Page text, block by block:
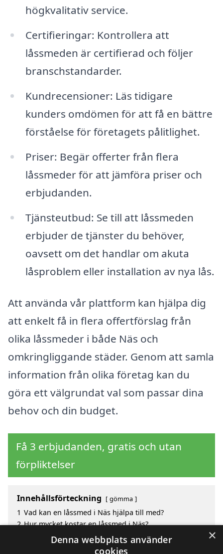
högkvalitativ service.
Certifieringar: Kontrollera att
låssmeden är certifierad och följer
branschstandarder.
Kundrecensioner: Läs tidigare
kunders omdömen för att få en bättre
förståelse för företagets pålitlighet.
Priser: Begär offerter från flera
låssmeder för att jämföra priser och
erbjudanden.
Tjänsteutbud: Se till att låssmeden
erbjuder de tjänster du behöver,
oavsett om det handlar om akuta
låsproblem eller installation av nya lås.
Att använda vår plattform kan hjälpa dig
att enkelt få in flera offertförslag från
olika låssmeder i både Näs och
omkringliggande städer. Genom att samla
information från olika företag kan du
göra ett välgrundat val som passar dina
behov och din budget.
Få 3 erbjudanden, gratis och utan
förpliktelser
Innehållsförteckning gömma
1 Vad kan en låssmed i Näs hjälpa till med?
2 Hur mycket kostar en låssmed i Näs?
Fördelar med att välja låssmed i Näs
Sök efter en skicklig låssmed i de omgivande
×
Denna webbplats använder
cookies